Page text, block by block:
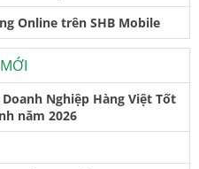
Online trên SHB Mobile
Nghiệp Hàng Việt Tốt
năm 2026